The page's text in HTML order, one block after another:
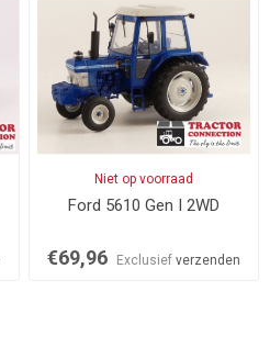
Niet op voorraad
Ford 5610 Gen I 2WD
€69,96 Exclusiefverzenden